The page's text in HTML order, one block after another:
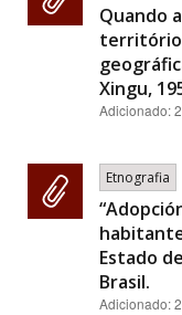
Quando
Xingu,
Adicionado:
Etnografia
Estado
Brasil.
Adicionado: